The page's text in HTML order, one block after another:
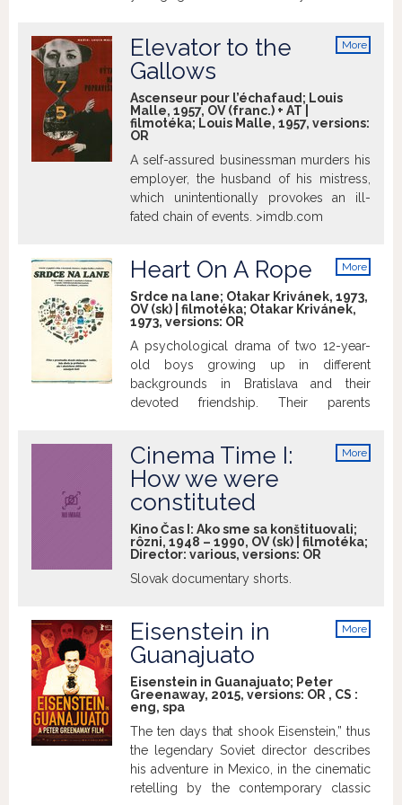
big case. Prosecutor Felcán is given the
opportunity to clear his name and
Formánková stands above them. It is she,
who will pronounce the final verdict...
the Slovak Film Institute.
More
Elevator to the
Gallows
Ascenseur pour l’échafaud; Louis
Malle, 1957, OV (franc.) + AT |
filmotéka; Louis Malle, 1957, versions:
OR
A self-assured businessman murders his
employer, the husband of his mistress,
which unintentionally provokes an ill-
fated chain of events. >imdb.com
More
Heart On A Rope
Srdce na lane; Otakar Krivánek, 1973,
OV (sk) | filmotéka; Otakar Krivánek,
1973, versions: OR
A psychological drama of two 12-year-
old boys growing up in different
backgrounds in Bratislava and their
devoted friendship. Their parents
own children thus creating emotional
barriers in the relationship with their
children. >sfd.sfu.sk
More
Cinema Time I:
How we were
constituted
Kino Čas I: Ako sme sa konštituovali;
rôzni, 1948 – 1990, OV (sk) | filmotéka;
Director: various, versions: OR
Slovak documentary shorts.
More
Eisenstein in
Guanajuato
Eisenstein in Guanajuato; Peter
Greenaway, 2015, versions: OR , CS :
eng, spa
The ten days that shook Eisenstein,” thus
the legendary Soviet director describes
his adventure in Mexico, in the cinematic
retelling by the contemporary classic